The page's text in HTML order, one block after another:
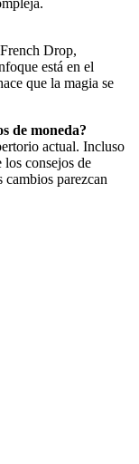
Drop,
está en el
que la magia se
de moneda?
actual. Incluso
los consejos de
cambios parezcan